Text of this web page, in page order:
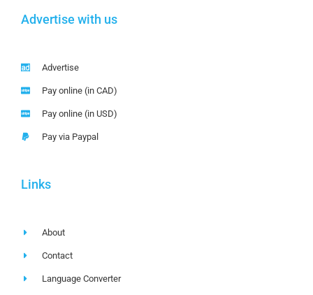
Advertise with us
Advertise
Pay online (in CAD)
Pay online (in USD)
Pay via Paypal
Links
About
Contact
Language Converter